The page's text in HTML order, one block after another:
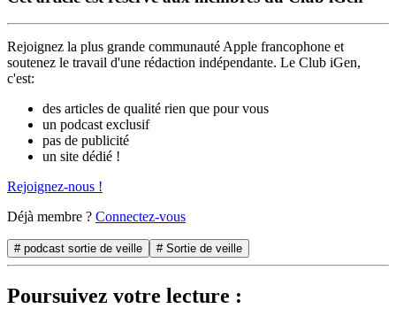
Rejoignez la plus grande communauté Apple francophone et
soutenez le travail d'une rédaction indépendante. Le Club iGen,
c'est:
des articles de qualité rien que pour vous
un podcast exclusif
pas de publicité
un site dédié !
Rejoignez-nous !
Déjà membre ? Connectez-vous
# podcast sortie de veille # Sortie de veille
Poursuivez votre lecture :